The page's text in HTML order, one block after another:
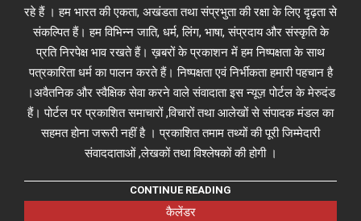
रहे हैं । हम भारत की एकता, अखंडता तथा संप्रभुता की रक्षा के लिए दृढ़ता से
संकल्पित हैं। हम विभिन्न जाति, धर्म, लिंग, भाषा, संप्रदाय और संस्कृति के
प्रति निरपेक्ष भाव रखते हैं। ख़बरों के प्रकाशन में हम निष्पक्षता के साथ
पत्रकारिता धर्म का पालन करते हैं। निष्पक्षता एवं निर्भीकता हमारी पहचान है
।अवैतनिक और स्वैक्षिक सेवा करने वाले संवादाता इस न्यूज़ पोर्टल के मेरुदंड
हैं। पोर्टल पर प्रकाशित समाचारों ,विचारों तथा आलेखों से संपादक मंडल का
सहमत होना जरूरी नहीं है । प्रकाशित तमाम तथ्यों की पूरी जिम्मेदारी
संवाददाताओं ,लेखकों तथा विश्लेषकों की होगी ।
CONTINUE READING
कैलेंडर